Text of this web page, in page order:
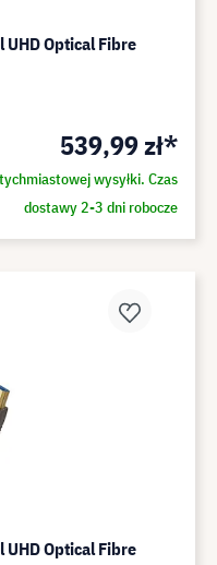
Optical Fibre
539,99 zł*
wysyłki. Czas
dostawy 2-3 dni robocze
Optical Fibre